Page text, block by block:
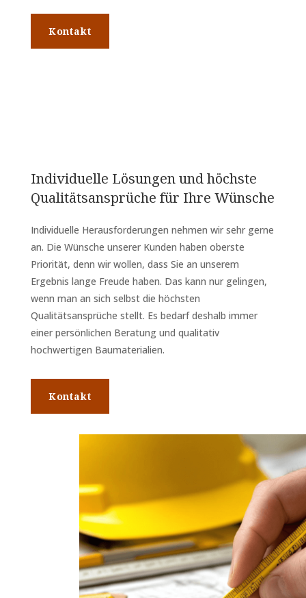
Kontakt
Individuelle Lösungen und höchste
Qualitätsansprüche für Ihre Wünsche
Individuelle Herausforderungen nehmen wir sehr gerne
an. Die Wünsche unserer Kunden haben oberste
Priorität, denn wir wollen, dass Sie an unserem
Ergebnis lange Freude haben. Das kann nur gelingen,
wenn man an sich selbst die höchsten
Qualitätsansprüche stellt. Es bedarf deshalb immer
einer persönlichen Beratung und qualitativ
hochwertigen Baumaterialien.
Kontakt